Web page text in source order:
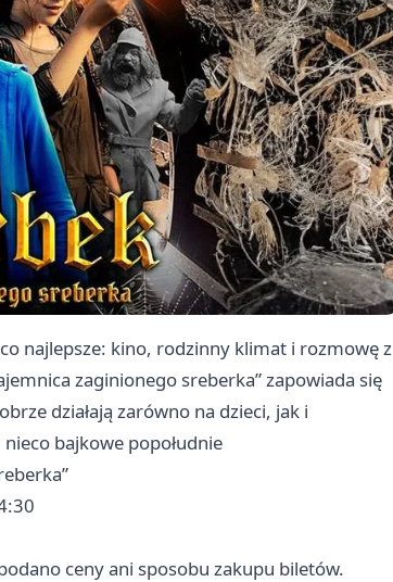
najlepsze: kino, rodzinny klimat i rozmowę z
zaginionego sreberka” zapowiada się
działają zarówno na dzieci, jak i
bajkowe popołudnie
ceny ani sposobu zakupu biletów.